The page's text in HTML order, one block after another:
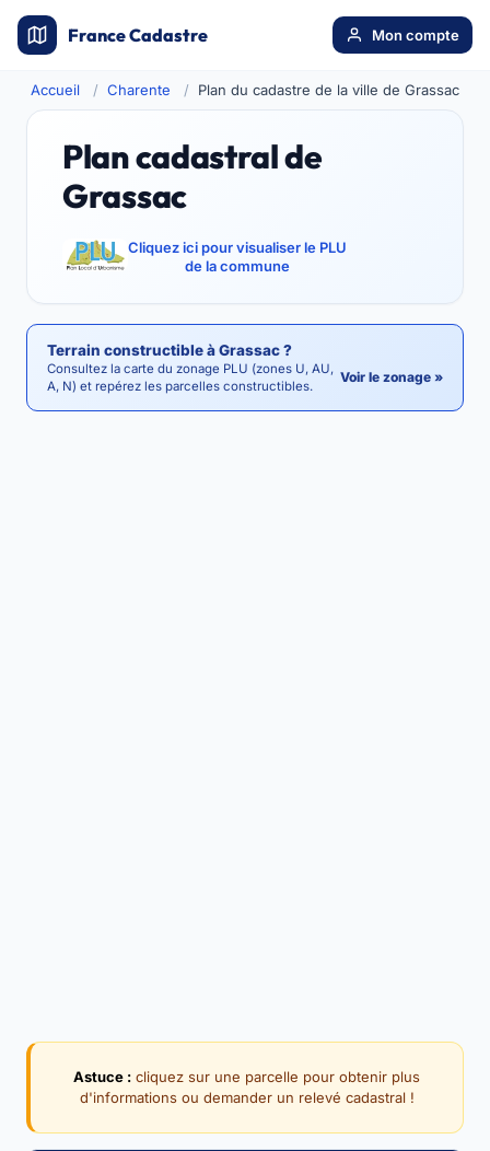
France Cadastre Mon compte
Accueil Charente Plan du cadastre de la ville de Grassac
Plan cadastral de
Grassac
Cliquez ici pour visualiser le PLU
de la commune
Terrain constructible à Grassac ?
Consultez la carte du zonage PLU (zones U, AU,
A, N) et repérez les parcelles constructibles.
Voir le zonage »
Astuce : cliquez sur une parcelle pour obtenir plus
d'informations ou demander un relevé cadastral !